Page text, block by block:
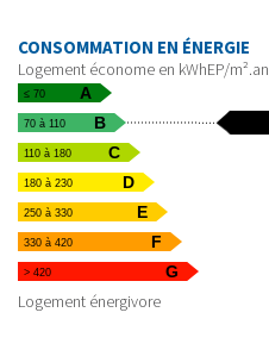
CONSOMMATION EN ÉNERGIE
Logement économe en kWhEP/m².an
≤ 70 A
70 à 110 B
110 à 180 C
180 à 230 D
250 à 330 E
330 à 420 F
> 420 G
Logement énergivore